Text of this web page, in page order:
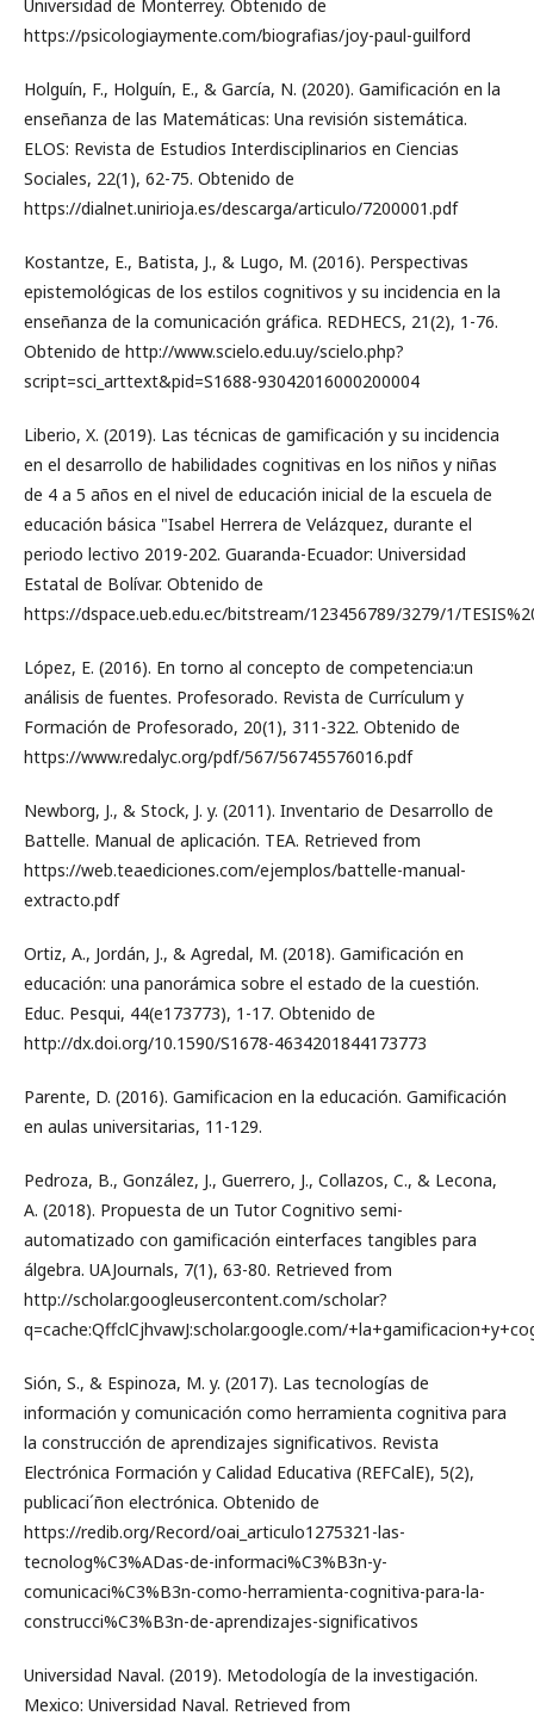
Universidad de Monterrey. Obtenido de
https://psicologiaymente.com/biografias/joy-paul-guilford
Holguín, F., Holguín, E., & García, N. (2020). Gamificación en la
enseñanza de las Matemáticas: Una revisión sistemática.
ELOS: Revista de Estudios Interdisciplinarios en Ciencias
Sociales, 22(1), 62-75. Obtenido de
https://dialnet.unirioja.es/descarga/articulo/7200001.pdf
Kostantze, E., Batista, J., & Lugo, M. (2016). Perspectivas
epistemológicas de los estilos cognitivos y su incidencia en la
enseñanza de la comunicación gráfica. REDHECS, 21(2), 1-76.
Obtenido de http://www.scielo.edu.uy/scielo.php?
script=sci_arttext&pid=S1688-93042016000200004
Liberio, X. (2019). Las técnicas de gamificación y su incidencia
en el desarrollo de habilidades cognitivas en los niños y niñas
de 4 a 5 años en el nivel de educación inicial de la escuela de
educación básica "Isabel Herrera de Velázquez, durante el
periodo lectivo 2019-202. Guaranda-Ecuador: Universidad
Estatal de Bolívar. Obtenido de
https://dspace.ueb.edu.ec/bitstream/123456789/3279/1/
López, E. (2016). En torno al concepto de competencia:un
análisis de fuentes. Profesorado. Revista de Currículum y
Formación de Profesorado, 20(1), 311-322. Obtenido de
https://www.redalyc.org/pdf/567/56745576016.pdf
Newborg, J., & Stock, J. y. (2011). Inventario de Desarrollo de
Battelle. Manual de aplicación. TEA. Retrieved from
https://web.teaediciones.com/ejemplos/battelle-manual-
extracto.pdf
Ortiz, A., Jordán, J., & Agredal, M. (2018). Gamificación en
educación: una panorámica sobre el estado de la cuestión.
Educ. Pesqui, 44(e173773), 1-17. Obtenido de
http://dx.doi.org/10.1590/S1678-4634201844173773
Parente, D. (2016). Gamificacion en la educación. Gamificación
en aulas universitarias, 11-129.
Pedroza, B., González, J., Guerrero, J., Collazos, C., & Lecona,
A. (2018). Propuesta de un Tutor Cognitivo semi-
automatizado con gamificación einterfaces tangibles para
álgebra. UAJournals, 7(1), 63-80. Retrieved from
http://scholar.googleusercontent.com/scholar?
q=cache:QffclCjhvawJ:scholar.google.com/
Sión, S., & Espinoza, M. y. (2017). Las tecnologías de
información y comunicación como herramienta cognitiva para
la construcción de aprendizajes significativos. Revista
Electrónica Formación y Calidad Educativa (REFCalE), 5(2),
publicaci´ñon electrónica. Obtenido de
https://redib.org/Record/oai_articulo1275321-las-
tecnolog%C3%ADas-de-informaci%C3%B3n-y-
comunicaci%C3%B3n-como-herramienta-cognitiva-para-la-
construcci%C3%B3n-de-aprendizajes-significativos
Universidad Naval. (2019). Metodología de la investigación.
Mexico: Universidad Naval. Retrieved from